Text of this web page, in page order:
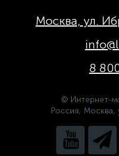
Москва, ул.
8
© Интернет-
Россия, Москва,